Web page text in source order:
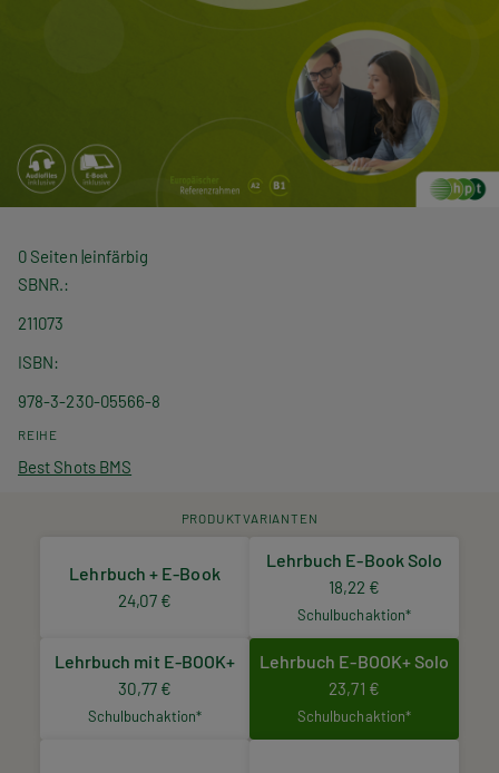
0 Seiten einfärbig
SBNR.
211073
ISBN
978-3-230-05566-8
REIHE
Best Shots BMS
PRODUKTVARIANTEN
Lehrbuch + E-Book
24,07 €
Lehrbuch E-Book Solo
18,22 €
Schulbuchaktion*
Lehrbuch mit E-BOOK+
30,77 €
Schulbuchaktion*
Lehrbuch E-BOOK+ Solo
23,71 €
Schulbuchaktion*